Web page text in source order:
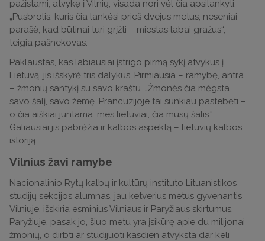
pažįstami, atvykę į Vilnių, visada nori vėl čia apsilankyti.
„Pusbrolis, kuris čia lankėsi prieš dvejus metus, neseniai
parašė, kad būtinai turi grįžti – miestas labai gražus“, –
teigia pašnekovas.
Paklaustas, kas labiausiai įstrigo pirmą sykį atvykus į
Lietuvą, jis išskyrė tris dalykus. Pirmiausia – ramybę, antra
– žmonių santykį su savo kraštu. „Žmonės čia mėgsta
savo šalį, savo žemę. Prancūzijoje tai sunkiau pastebėti –
o čia aiškiai juntama: mes lietuviai, čia mūsų šalis.“
Galiausiai jis pabrėžia ir kalbos aspektą – lietuvių kalbos
istoriją.
Vilnius žavi ramybe
Nacionalinio Rytų kalbų ir kultūrų instituto Lituanistikos
studijų sekcijos alumnas, jau ketverius metus gyvenantis
Vilniuje, išskiria esminius Vilniaus ir Paryžiaus skirtumus.
Paryžiuje, pasak jo, šiuo metu yra įsikūrę apie du milijonai
žmonių, o dirbti ar studijuoti kasdien atvyksta dar keli